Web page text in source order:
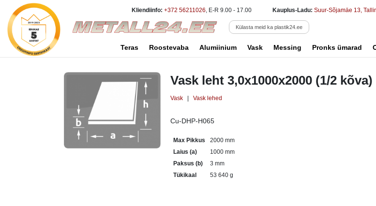
Kliendiinfo: +372 56211026, E-R 9.00 - 17.00 Kauplus-Ladu: Suur-Sõjamäe 13,
Külasta meid ka plastik24.ee
Teras Roostevaba Alumiinium Vask Messing Pronks ümarad
Vask leht 3,0x1000x2000 (1/2 kõva)
Vask Vask lehed
Cu-DHP-H065
Max Pikkus
2000 mm
Laius (a)
1000 mm
Paksus (b)
3 mm
Tükikaal
53 640 g